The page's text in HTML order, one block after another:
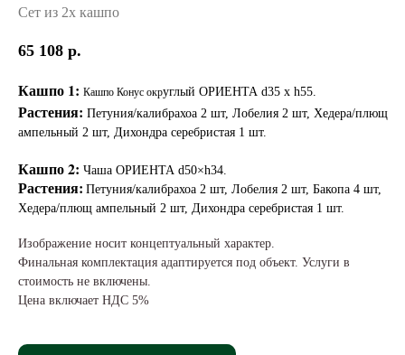
Сет из 2х кашпо
65 108 р.
Кашпо 1: Кашпо Конус округлый ОРИЕНТА d35 x h55.
Растения: Петуния/калибрахоа 2 шт, Лобелия 2 шт, Хедера/плющ
ампельный 2 шт, Дихондра серебристая 1 шт.
Кашпо 2: Чаша ОРИЕНТА d50×h34.
Растения: Петуния/калибрахоа 2 шт, Лобелия 2 шт, Бакопа 4 шт,
Хедера/плющ ампельный 2 шт, Дихондра серебристая 1 шт.
Изображение носит концептуальный характер.
Финальная комплектация адаптируется под объект. Услуги в
стоимость не включены.
Цена включает НДС 5%